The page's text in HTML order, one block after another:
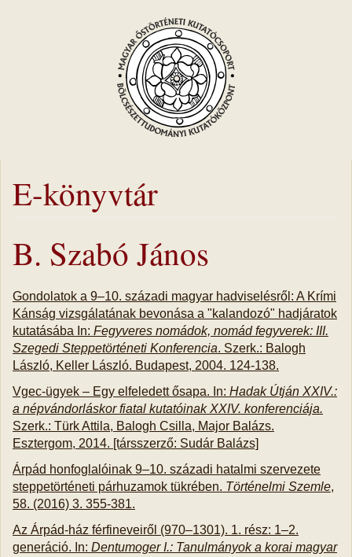
E-könyvtár
B. Szabó János
Gondolatok a 9–10. századi magyar hadviselésről: A Krími
Kánság vizsgálatának bevonása a "kalandozó" hadjáratok
kutatásába In: Fegyveres nomádok, nomád fegyverek: III.
Szegedi Steppetörténeti Konferencia. Szerk.: Balogh
László, Keller László. Budapest, 2004. 124-138.
Vgec-ügyek – Egy elfeledett ősapa. In: Hadak Útján XXIV.:
a népvándorláskor fiatal kutatóinak XXIV. konferenciája.
Szerk.: Türk Attila, Balogh Csilla, Major Balázs.
Esztergom, 2014. [társszerző: Sudár Balázs]
Árpád honfoglalóinak 9–10. századi hatalmi szervezete
steppetörténeti párhuzamok tükrében. Történelmi Szemle,
58. (2016) 3. 355-381.
Az Árpád-ház férfineveiről (970–1301). 1. rész: 1–2.
generáció. In: Dentumoger I.: Tanulmányok a korai magyar